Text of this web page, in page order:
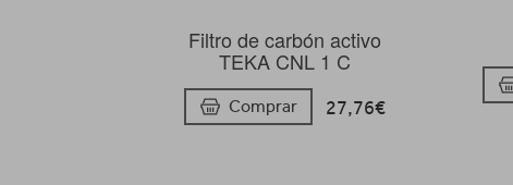
Filtro de carbón activo
TEKA CNL 1 C
Comprar 27,76€